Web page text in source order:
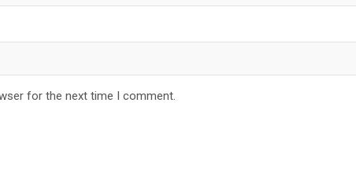
for the next time I comment.